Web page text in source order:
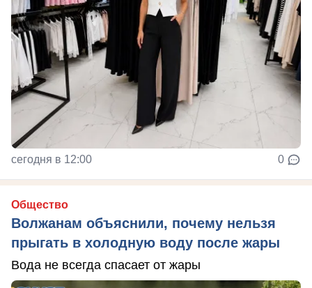
сегодня в 12:00 0
Общество
Волжанам объяснили, почему нельзя
прыгать в холодную воду после жары
Вода не всегда спасает от жары